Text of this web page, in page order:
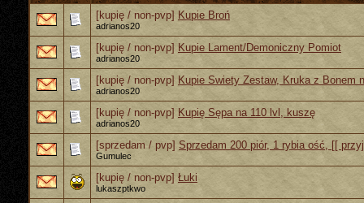
[kupię / non-pvp] Kupie Broń
adrianos20
[kupię / non-pvp] Kupie Lament/Demoniczny Pomiot
adrianos20
[kupię / non-pvp] Kupie Swiety Zestaw, Kruka z Bonem
adrianos20
[kupię / non-pvp] Kupię Sępa na 110 lvl, kuszę
adrianos20
[sprzedam / pvp] Sprzedam 200 piór, 1 rybia ość, [[
Gumulec
[kupię / non-pvp] Łuki
lukaszptkwo